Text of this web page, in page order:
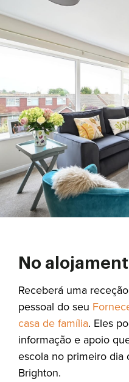
No
Receberá uma
pessoal do seu
casa de família. Eles
informação e apoio
escola no primeiro dia
Brighton.